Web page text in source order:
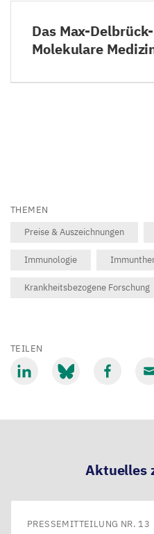
Das Max-
Molekulare
THEMEN
Preise & Auszeichnungen
Immunologie
Krankheitsbezogene Forschung
TEILEN
Aktuelles
PRESSEMITTEILUNG NR. 13